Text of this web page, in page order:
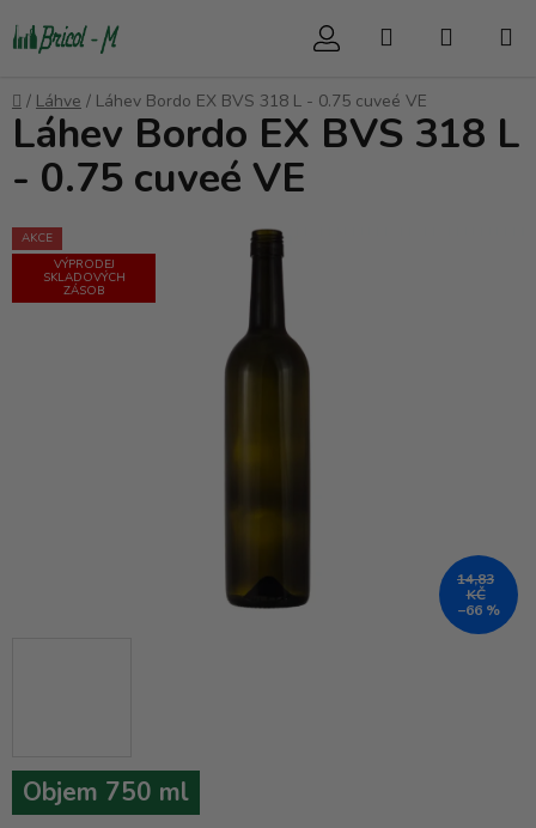
na
Hledat
Domů
/ Láhve / Láhev Bordo EX BVS 318 L - 0.75 cuveé VE
Objem 750 ml
Láhev Bordo EX BVS 318 L
- 0.75 cuveé VE
AKCE
VÝPRODEJ
SKLADOVÝCH
ZÁSOB
14,83
KČ
–66 %